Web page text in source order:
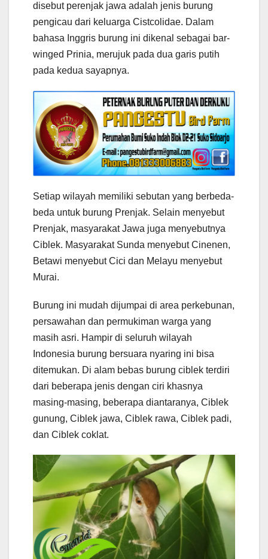
disebut perenjak jawa adalah jenis burung
pengicau dari keluarga Cistcolidae. Dalam
bahasa Inggris burung ini dikenal sebagai bar-
winged Prinia, merujuk pada dua garis putih
pada kedua sayapnya.
Setiap wilayah memiliki sebutan yang berbeda-
beda untuk burung Prenjak. Selain menyebut
Prenjak, masyarakat Jawa juga menyebutnya
Ciblek. Masyarakat Sunda menyebut Cinenen,
Betawi menyebut Cici dan Melayu menyebut
Murai.
Burung ini mudah dijumpai di area perkebunan,
persawahan dan permukiman warga yang
masih asri. Hampir di seluruh wilayah
Indonesia burung bersuara nyaring ini bisa
ditemukan. Di alam bebas burung ciblek terdiri
dari beberapa jenis dengan ciri khasnya
masing-masing, beberapa diantaranya, Ciblek
gunung, Ciblek jawa, Ciblek rawa, Ciblek padi,
dan Ciblek coklat.